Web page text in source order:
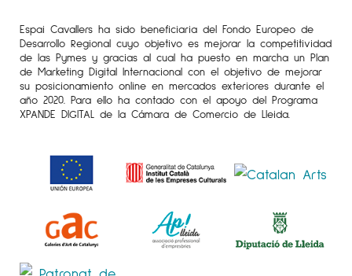
Espai Cavallers ha sido beneficiaria del Fondo Europeo de
Desarrollo Regional cuyo objetivo es mejorar la competitividad
de las Pymes y gracias al cual ha puesto en marcha un Plan
de Marketing Digital Internacional con el objetivo de mejorar
su posicionamiento online en mercados exteriores durante el
año 2020. Para ello ha contado con el apoyo del Programa
XPANDE DIGITAL de la Cámara de Comercio de Lleida.